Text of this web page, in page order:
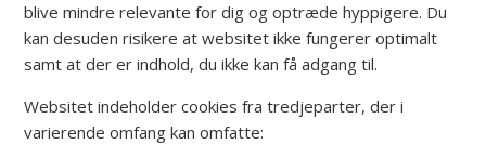
blive mindre relevante for dig og optræde hyppigere. Du
kan desuden risikere at websitet ikke fungerer optimalt
samt at der er indhold, du ikke kan få adgang til.
Websitet indeholder cookies fra tredjeparter, der i
varierende omfang kan omfatte: